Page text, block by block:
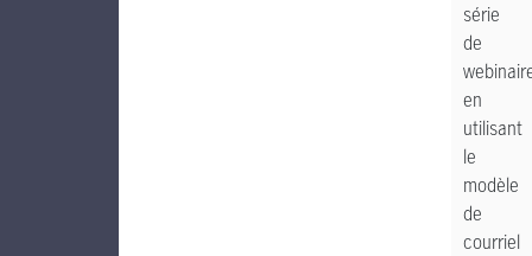
série
de
en
utilisant
le
modèle
de
courriel